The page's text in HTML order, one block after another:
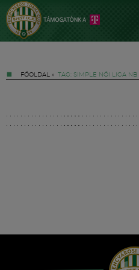
FŐOLDAL » TAG: SIMPLE NŐI LIGA NB I
Hírek